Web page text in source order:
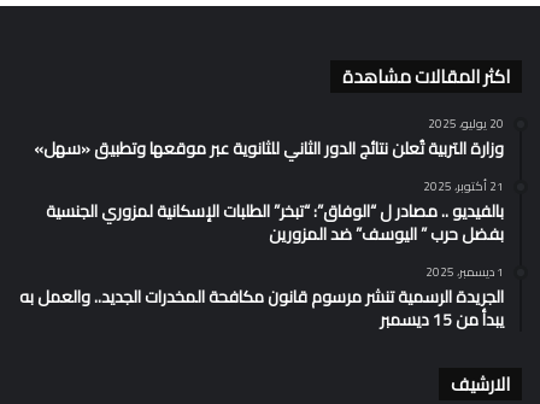
اكثر المقالات مشاهدة
20 يوليو، 2025
وزارة التربية تُعلن نتائج الدور الثاني للثانوية عبر موقعها وتطبيق «سهل»
21 أكتوبر، 2025
بالفيديو .. مصادر ل “الوفاق”: “تبخر” الطلبات الإسكانية لمزوري الجنسية
بفضل حرب ” اليوسف” ضد المزورين
1 ديسمبر، 2025
الجريدة الرسمية تنشر مرسوم قانون مكافحة المخدرات الجديد.. والعمل به
يبدأ من 15 ديسمبر
الارشيف